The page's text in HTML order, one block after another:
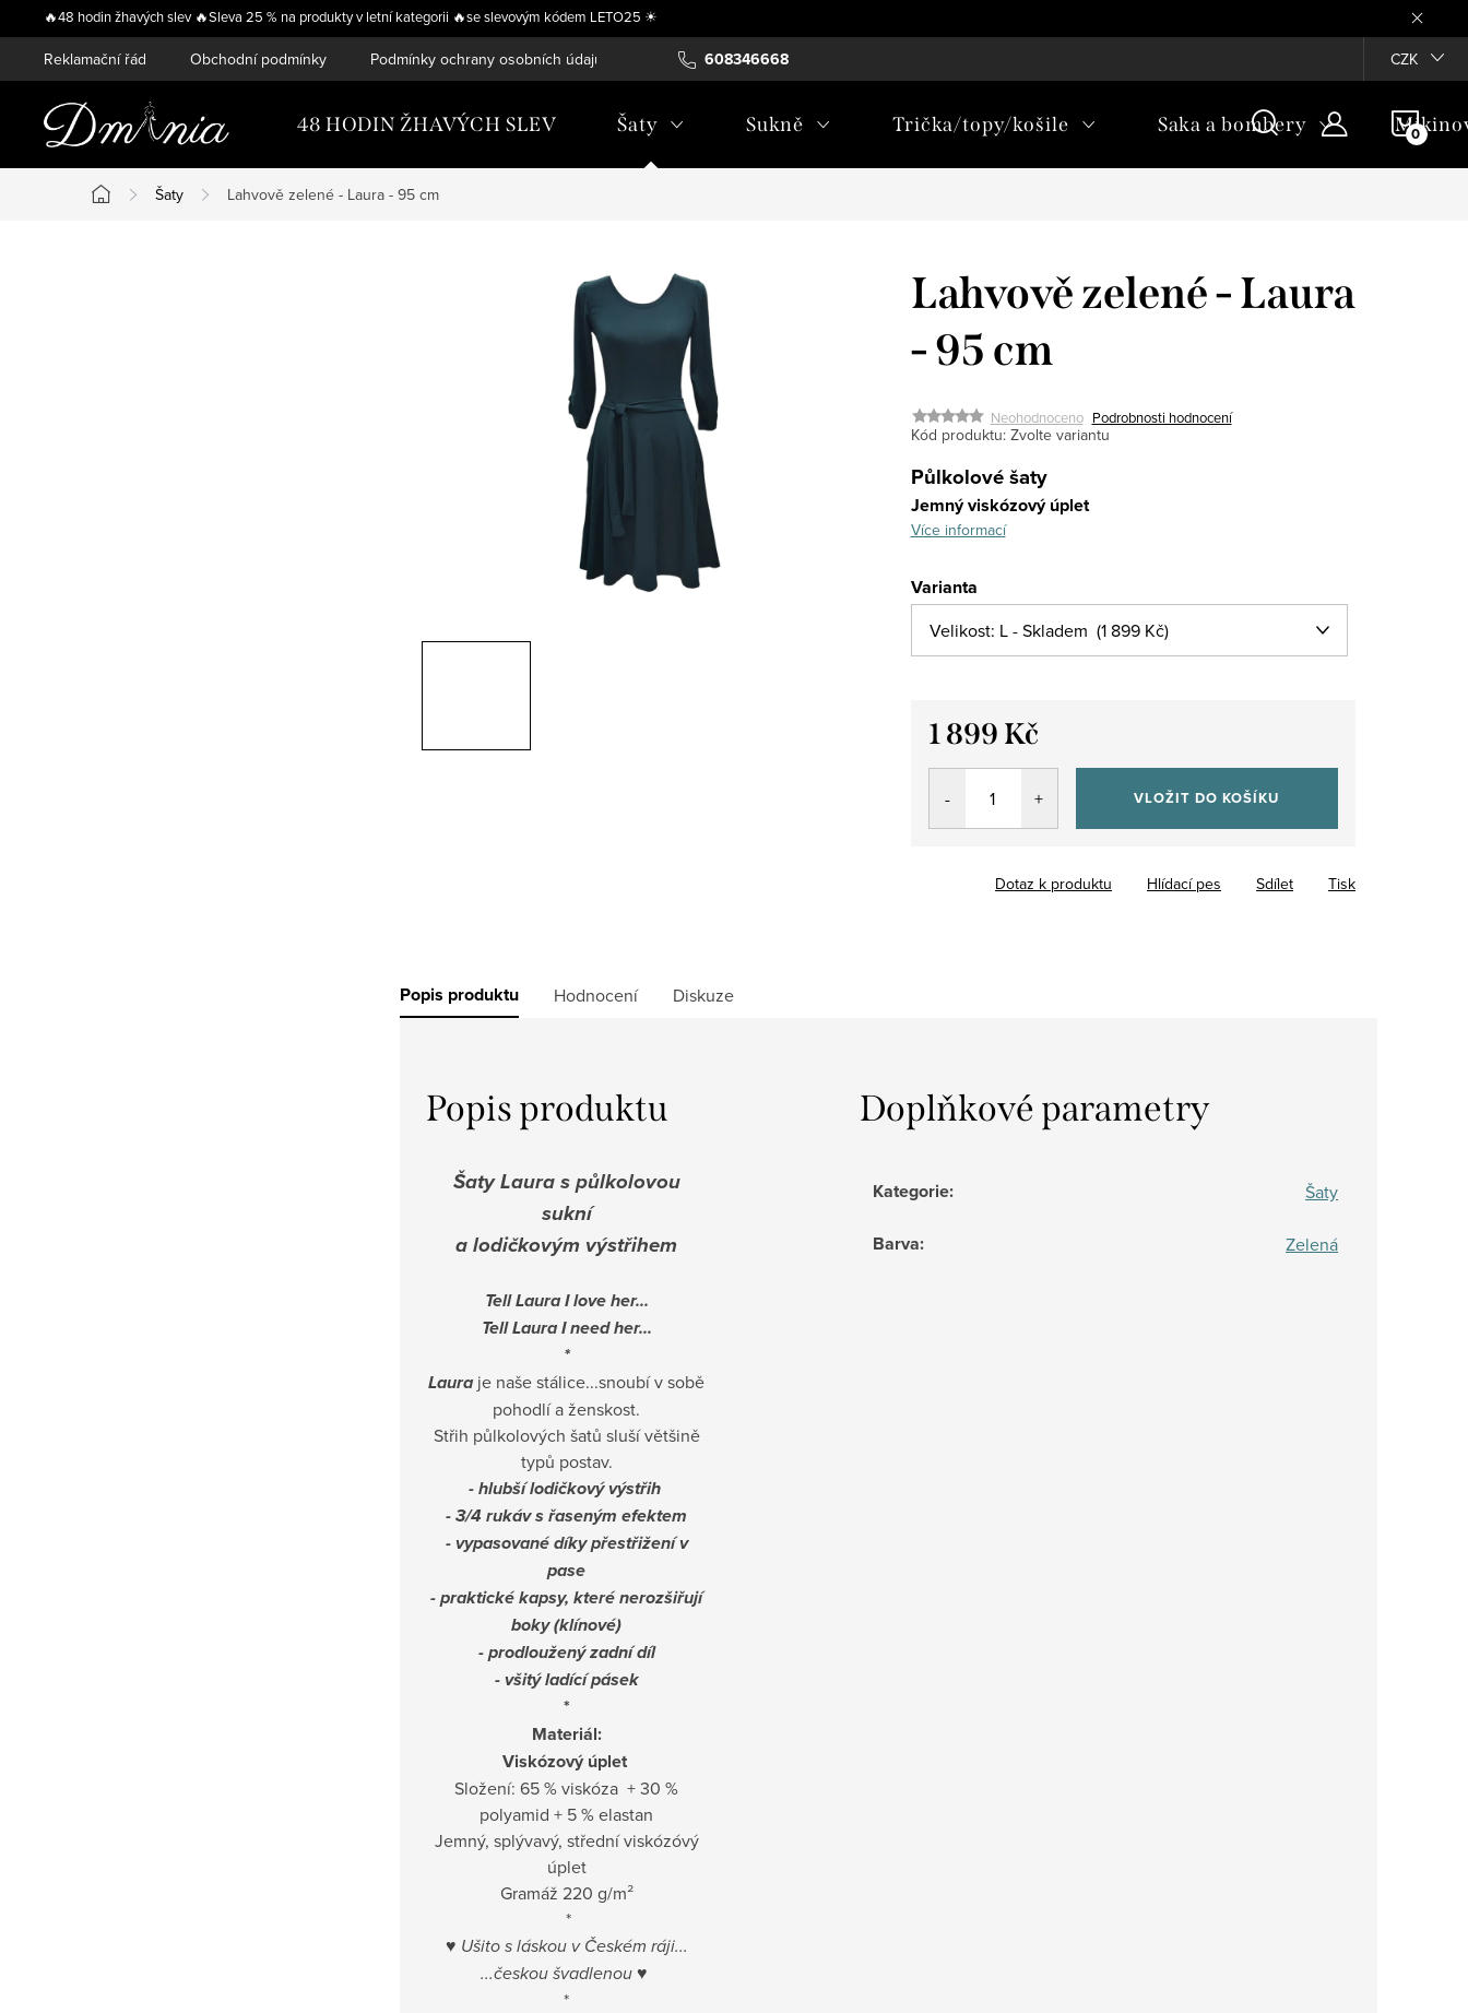
na
🔥48 hodin žhavých slev 🔥Sleva 25 % na produkty v letní kategorii 🔥se slevovým kódem LETO25 ☀
608346668
Reklamační řád Obchodní podmínky Podmínky ochrany osobních údajů Vrácení, výměna nebo úprava zboží na míru CZK
48 HODIN ŽHAVÝCH SLEV Šaty Sukně Trička/topy/košile Saka a bombery
Domů
Šaty Lahvově zelené - Laura - 95 cm
Lahvově zelené - Laura
- 95 cm
Neohodnoceno Podrobnosti hodnocení
Kód produktu: Zvolte variantu
Půlkolové šaty
Jemný viskózový úplet
Více informací
Varianta
1 899 Kč
Měrná
VLOŽIT DO KOŠÍKU
Tisk
Dotaz k produktu Hlídací pes Sdílet
Popis produktu Hodnocení Diskuze
Popis produktu
Šaty Laura s půlkolovou
sukní
a lodičkovým výstřihem
Tell Laura I love her...
Tell Laura I need her...
*
Laura je naše stálice...snoubí v sobě
pohodlí a ženskost.
Střih půlkolových šatů sluší většině
typů postav.
- hlubší lodičkový výstřih
- 3/4 rukáv s řaseným efektem
- vypasované díky přestřižení v
pase
- praktické kapsy, které nerozšiřují
boky (klínové)
- prodloužený zadní díl
- všitý ladící pásek
*
Materiál:
Viskózový úplet
Složení: 65 % viskóza + 30 %
polyamid + 5 % elastan
Jemný, splývavý, střední viskózóvý
úplet
Gramáž 220 g/m²
*
♥ Ušito s láskou v Českém ráji...
...českou švadlenou ♥
*
Doplňkové parametry
Kategorie: Šaty
Barva: Zelená